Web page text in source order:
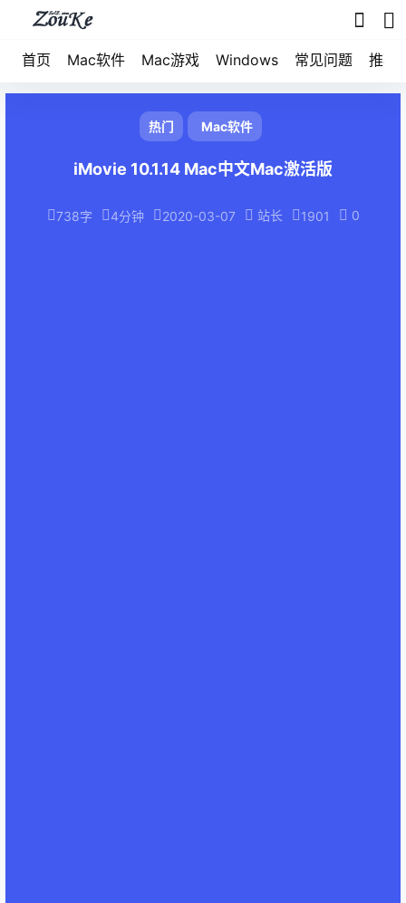
首页 Mac软件 Mac游戏 Windows 常见问题 推荐
热门 Mac软件
iMovie 10.1.14 Mac中文Mac激活版
738字 4分钟 2020-03-07 站长 1901 0